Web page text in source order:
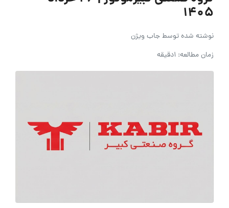
۱۴۰۵
نوشته شده توسطجاب ویژن
زمان مطالعه: 1دقیقه